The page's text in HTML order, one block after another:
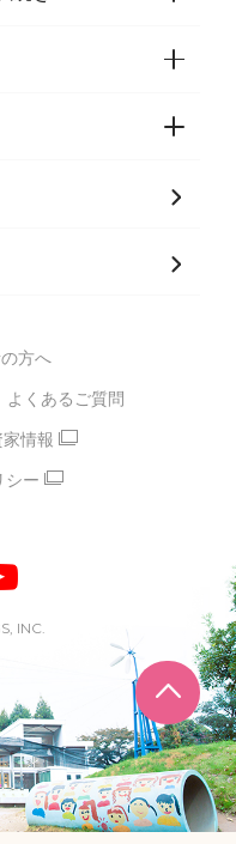
ページ
続き
園
えいご
室
!
方へ
よくあるご質問
情報
シー
INC.